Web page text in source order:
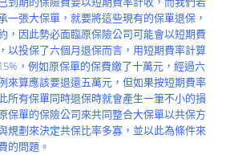
一張大保單，就要將這些現有的保單退保，
，因此勢必面臨原保險公司可能會以短期費
以投保了六個月退保而言，用短期費率計算
，例如原保單的保費繳了十萬元，經過六
來算應該要退還五萬元，但如果按短期費率
所有保單同時退保時就會產生一筆不小的損
保單的保險公司來共同整合大保單以共保方
規劃來決定共保比率多寡，並以此為條件來
的問題。